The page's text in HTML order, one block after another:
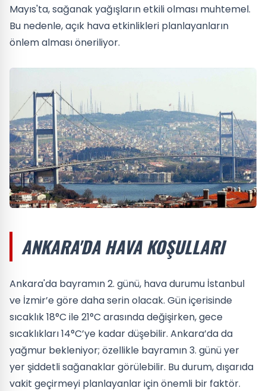
Mayıs'ta, sağanak yağışların etkili olması muhtemel.
Bu nedenle, açık hava etkinlikleri planlayanların
önlem alması öneriliyor.
ANKARA'DA HAVA KOŞULLARI
Ankara'da bayramın 2. günü, hava durumu İstanbul
ve İzmir’e göre daha serin olacak. Gün içerisinde
sıcaklık 18°C ile 21°C arasında değişirken, gece
sıcaklıkları 14°C’ye kadar düşebilir. Ankara’da da
yağmur bekleniyor; özellikle bayramın 3. günü yer
yer şiddetli sağanaklar görülebilir. Bu durum, dışarıda
vakit geçirmeyi planlayanlar için önemli bir faktör.